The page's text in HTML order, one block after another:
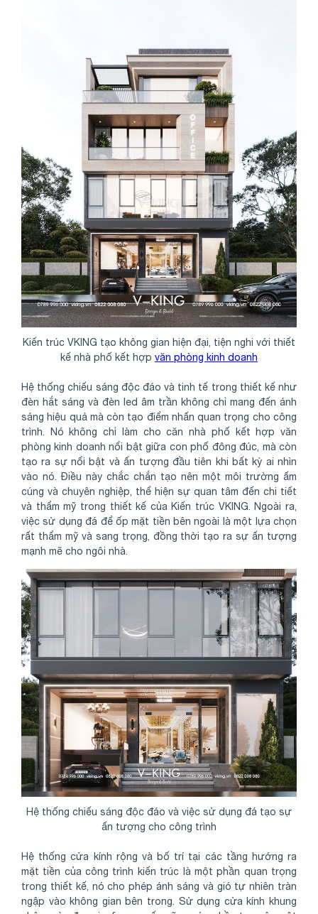
Kiến trúc VKING tạo không gian hiện đại, tiện nghi với thiết
kế nhà phố kết hợp văn phòng kinh doanh
Hệ thống chiếu sáng độc đáo và tinh tế trong thiết kế như
đèn hắt sáng và đèn led âm trần không chỉ mang đến ánh
sáng hiệu quả mà còn tạo điểm nhấn quan trọng cho công
trình. Nó không chỉ làm cho căn nhà phố kết hợp văn
phòng kinh doanh nổi bật giữa con phố đông đúc, mà còn
tạo ra sự nổi bật và ấn tượng đầu tiên khi bất kỳ ai nhìn
vào nó. Điều này chắc chắn tạo nên một môi trường ấm
cúng và chuyên nghiệp, thể hiện sự quan tâm đến chi tiết
và thẩm mỹ trong thiết kế của Kiến trúc VKING. Ngoài ra,
việc sử dụng đá để ốp mặt tiền bên ngoài là một lựa chọn
rất thẩm mỹ và sang trọng, đồng thời tạo ra sự ấn tượng
mạnh mẽ cho ngôi nhà.
Hệ thống chiếu sáng độc đáo và việc sử dụng đá tạo sự
ấn tượng cho công trình
Hệ thống cửa kính rộng và bố trí tại các tầng hướng ra
mặt tiền của công trình kiến trúc là một phần quan trọng
trong thiết kế, nó cho phép ánh sáng và gió tự nhiên tràn
ngập vào không gian bên trong. Sử dụng cửa kính khung